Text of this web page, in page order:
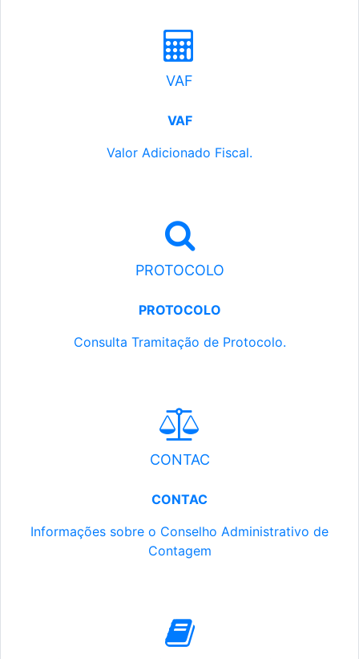
VAF
VAF
Valor Adicionado Fiscal.
PROTOCOLO
PROTOCOLO
Consulta Tramitação de Protocolo.
CONTAC
CONTAC
Informações sobre o Conselho Administrativo de
Contagem